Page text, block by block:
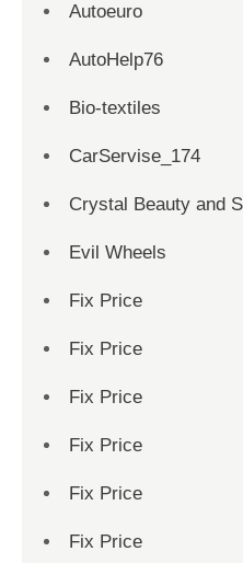
Autoeuro
AutoHelp76
Bio-textiles
CarServise_174
Crystal Beauty and
Evil Wheels
Fix Price
Fix Price
Fix Price
Fix Price
Fix Price
Fix Price